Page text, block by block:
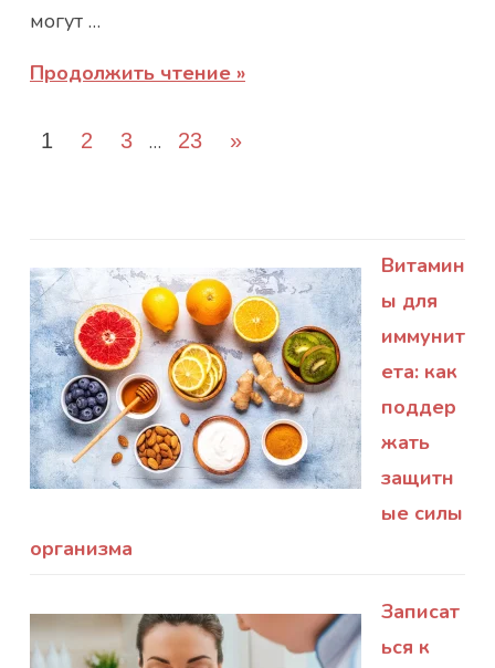
могут …
Продолжить чтение
Пагинация
1 2 3 … 23
Следующие
»
Витамин
ы для
иммунит
ета: как
поддер
жать
защитн
ые силы
организма
Записат
ься к